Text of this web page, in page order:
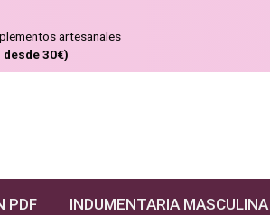
artesanales
30€)
PDF INDUMENTARIA MASCULINA